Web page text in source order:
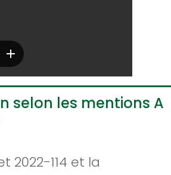
selon les mentions A
2022-114 et la